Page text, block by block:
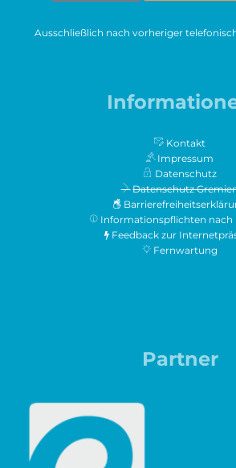
Ausschließlich nach vorheriger
Kontakt
Impressum
Datenschutz
Datenschutz
Informationspflichten nach
Feedback zur
Fernwartung
Partner